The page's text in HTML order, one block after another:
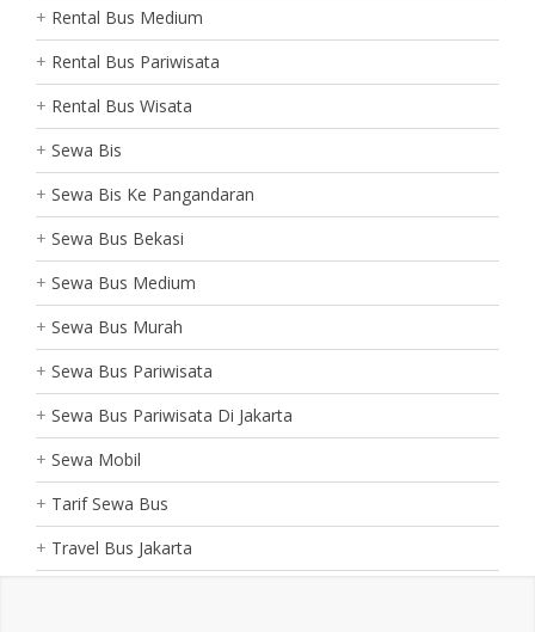
Rental Bus Medium
Rental Bus Pariwisata
Rental Bus Wisata
Sewa Bis
Sewa Bis Ke Pangandaran
Sewa Bus Bekasi
Sewa Bus Medium
Sewa Bus Murah
Sewa Bus Pariwisata
Sewa Bus Pariwisata Di Jakarta
Sewa Mobil
Tarif Sewa Bus
Travel Bus Jakarta